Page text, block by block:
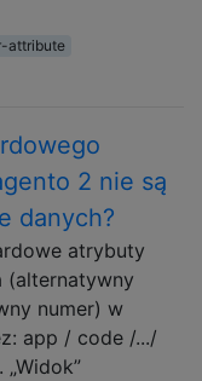
attribute
2 nie są
danych?
atrybuty
(alternatywny
numer) w
app / code /.../